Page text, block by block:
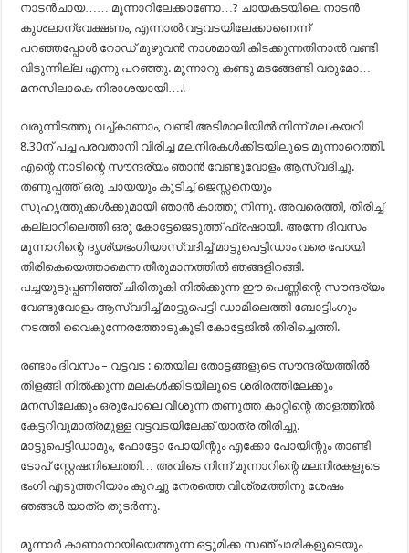
നാടൻചായ…… മൂന്നാറിലേക്കാണോ…? ചായകടയിലെ നാടൻ
കുശലാന്വേക്ഷണം, എന്നാൽ വട്ടവടയിലേക്കാണെന്ന്
പറഞ്ഞപ്പോൾ റോഡ് മുഴുവൻ നാശമായി കിടക്കുന്നതിനാൽ വണ്ടി
വിടുന്നില്ല എന്നു പറഞ്ഞു. മൂന്നാറു കണ്ടു മടങ്ങേണ്ടി വരുമോ…
മനസിലാകെ നിരാശയായി….!
വരുന്നിടത്തു വച്ച്കാണാം, വണ്ടി അടിമാലിയിൽ നിന്ന് മല കയറി
8.30ന് പച്ച പരവതാനി വിരിച്ച മലനിരകൾക്കിടയിലൂടെ മൂന്നാറെത്തി.
എന്റെ നാടിന്റെ സൗന്ദര്യം ഞാൻ വേണ്ടുവോളം ആസ്വദിച്ചു.
തണുപ്പത്ത് ഒരു ചായയും കുടിച്ച് ജെസ്സനെയും
സുഹൃത്തുക്കൾക്കുമായി ഞാൻ കാത്തു നിന്നു. അവരെത്തി, തിരിച്ച്
കല്ലാറിലെത്തി ഒരു കോട്ടേജെടുത്ത് ഫ്രഷായി. അന്നേ ദിവസം
മൂന്നാറിന്റെ ദൃശ്യഭംഗിയാസ്വദിച്ച് മാട്ടുപെട്ടിഡാം വരെ പോയി
തിരികെയെത്താമെന്ന തീരുമാനത്തിൽ ഞങ്ങളിറങ്ങി.
പച്ചയുടുപ്പണിഞ്ഞ് ചിരിതൂകി നിൽക്കുന്ന ഈ പെണ്ണിന്റെ സൗന്ദര്യം
വേണ്ടുവോളം ആസ്വദിച്ച് മാട്ടുപെട്ടി ഡാമിലെത്തി ബോട്ടിംഗും
നടത്തി വൈകുന്നേരത്തോടുകൂടി കോട്ടേജിൽ തിരിച്ചെത്തി.
രണ്ടാം ദിവസം – വട്ടവട : തെയില തോട്ടങ്ങളുടെ സൗന്ദര്യത്തിൽ
തിളങ്ങി നിൽക്കുന്ന മലകൾക്കിടയിലൂടെ ശരിരത്തിലേക്കും
മനസിലേക്കും ഒരുപോലെ വീശുന്ന തണുത്ത കാറ്റിന്റെ താളത്തിൽ
കേട്ടറിവുമാത്രമുള്ള വട്ടവടയിലേക്ക് യാത്ര തിരിച്ചു.
മാട്ടുപെട്ടിഡാമും, ഫോട്ടോ പോയിന്റും എക്കോ പോയിന്റും താണ്ടി
ടോപ് സ്റ്റേഷനിലെത്തി… അവിടെ നിന്ന് മൂന്നാറിന്റെ മലനിരകളുടെ
ഭംഗി എടുത്തറിയാം കുറച്ചു നേരത്തെ വിശ്രമത്തിനു ശേഷം
ഞങ്ങൾ യാത്ര തുടർന്നു.
മൂന്നാർ കാണാനായിയെത്തുന്ന ഒട്ടുമിക്ക സഞ്ചാരികളുടെയും